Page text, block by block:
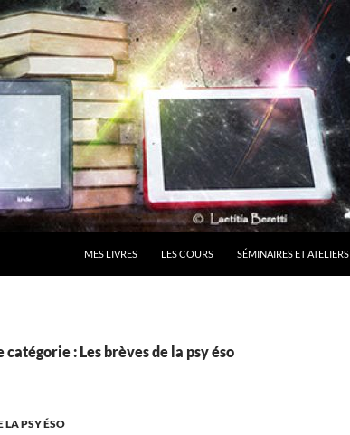
MES LIVRES LES COURS SÉMINAIRES ET ATELIERS
catégorie : Les brèves de la psy éso
LA PSY ÉSO